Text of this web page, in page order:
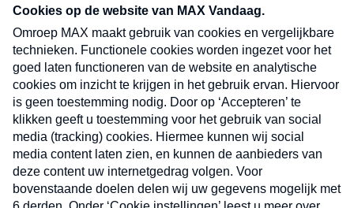
nieuwsbrief. Elke vrijdag- en dinsdagochtend in
uw mailbox.
Verzend